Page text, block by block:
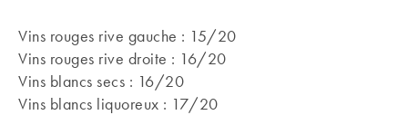
Vins rouges rive gauche : 15/20
Vins rouges rive droite : 16/20
Vins blancs secs : 16/20
Vins blancs liquoreux : 17/20